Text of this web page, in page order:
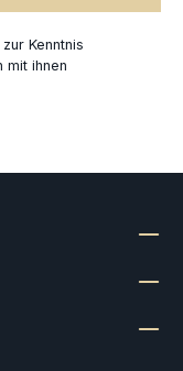
zur Kenntnis
mit ihnen